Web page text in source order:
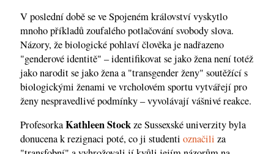
V poslední době se ve Spojeném království vyskytlo
mnoho příkladů zoufalého potlačování svobody slova.
Názory, že biologické pohlaví člověka je nadřazeno
"genderové identitě" – identifikovat se jako žena není totéž
jako narodit se jako žena a "transgender ženy" soutěžící s
biologickými ženami ve vrcholovém sportu vytvářejí pro
ženy nespravedlivé podmínky – vyvolávají vášnivé reakce.
ProfesorkaKathleen Stockze Sussexské univerzity byla
donucena k rezignaci poté, co ji studenti označili za